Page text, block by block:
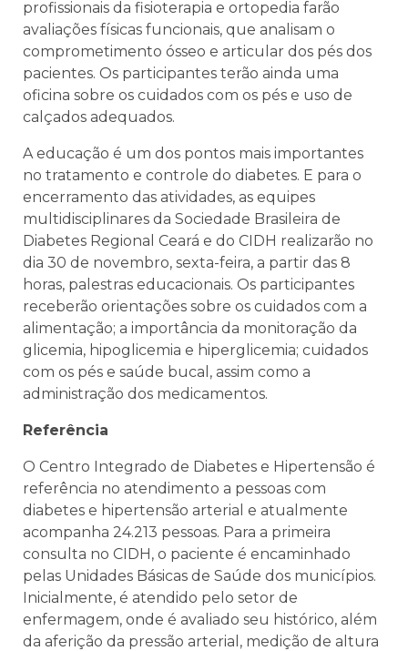
profissionais da fisioterapia e ortopedia farão
avaliações físicas funcionais, que analisam o
comprometimento ósseo e articular dos pés dos
pacientes. Os participantes terão ainda uma
oficina sobre os cuidados com os pés e uso de
calçados adequados.
A educação é um dos pontos mais importantes
no tratamento e controle do diabetes. E para o
encerramento das atividades, as equipes
multidisciplinares da Sociedade Brasileira de
Diabetes Regional Ceará e do CIDH realizarão no
dia 30 de novembro, sexta-feira, a partir das 8
horas, palestras educacionais. Os participantes
receberão orientações sobre os cuidados com a
alimentação; a importância da monitoração da
glicemia, hipoglicemia e hiperglicemia; cuidados
com os pés e saúde bucal, assim como a
administração dos medicamentos.
Referência
O Centro Integrado de Diabetes e Hipertensão é
referência no atendimento a pessoas com
diabetes e hipertensão arterial e atualmente
acompanha 24.213 pessoas. Para a primeira
consulta no CIDH, o paciente é encaminhado
pelas Unidades Básicas de Saúde dos municípios.
Inicialmente, é atendido pelo setor de
enfermagem, onde é avaliado seu histórico, além
da aferição da pressão arterial, medição de altura